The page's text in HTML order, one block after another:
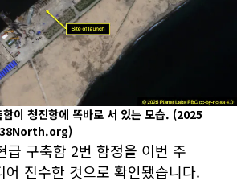
이 청진항에 똑바로 서 있는 모습. (2025
급 구축함 2번 함정을 이번 주
진수한 것으로 확인됐습니다.